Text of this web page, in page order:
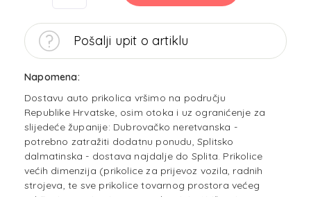
Pošalji upit o artiklu
Napomena:
Dostavu auto prikolica vršimo na području
Republike Hrvatske, osim otoka i uz ogranićenje za
slijedeće županije: Dubrovačko neretvanska -
potrebno zatražiti dodatnu ponudu, Splitsko
dalmatinska - dostava najdalje do Splita. Prikolice
većih dimenzija (prikolice za prijevoz vozila, radnih
strojeva, te sve prikolice tovarnog prostora većeg